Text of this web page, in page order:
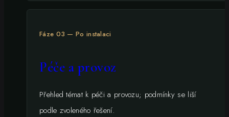
Fáze 03 — Po instalaci
Péče a provoz
Přehled témat k péči a provozu; podmínky se liší
podle zvoleného řešení.